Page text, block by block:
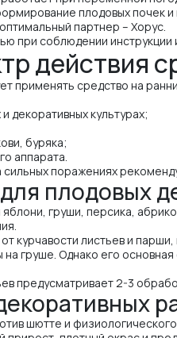
плодовых почек
партнер – Хорус.
при соблюдении
действия
применять средство на
декоративных культурах;
буряка;
аппарата.
поражениях
плодовых
груши, персика,
курчавости листьев и
груше. Однако его
предусматривает 2-3
шютте и